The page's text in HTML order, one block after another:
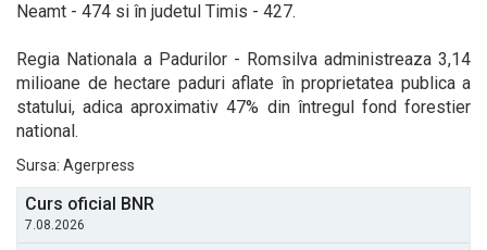
Neamt - 474 si în judetul Timis - 427.
Regia Nationala a Padurilor - Romsilva administreaza 3,14
milioane de hectare paduri aflate în proprietatea publica a
statului, adica aproximativ 47% din întregul fond forestier
national.
Sursa: Agerpress
Curs oficial BNR
7.08.2026